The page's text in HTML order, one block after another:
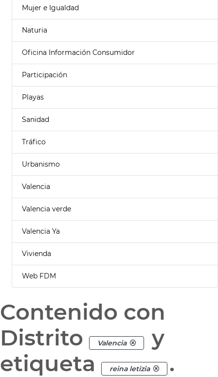
Mujer e Igualdad
Naturia
Oficina Información Consumidor
Participación
Playas
Sanidad
Tráfico
Urbanismo
Valencia
Valencia verde
Valencia Ya
Vivienda
Web FDM
Contenido con
Distrito
Valencia
y
etiqueta
reina letizia .